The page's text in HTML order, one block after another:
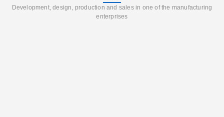
Development, design, production and sales in one of the manufacturing
enterprises